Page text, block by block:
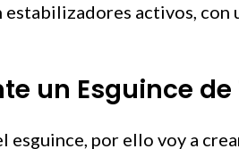
activos,
un Esguince de
esguince, por ello voy a